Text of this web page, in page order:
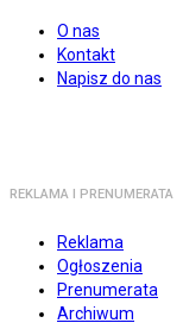
O nas
Kontakt
Napisz do nas
REKLAMA I PRENUMERATA
Reklama
Ogłoszenia
Prenumerata
Archiwum